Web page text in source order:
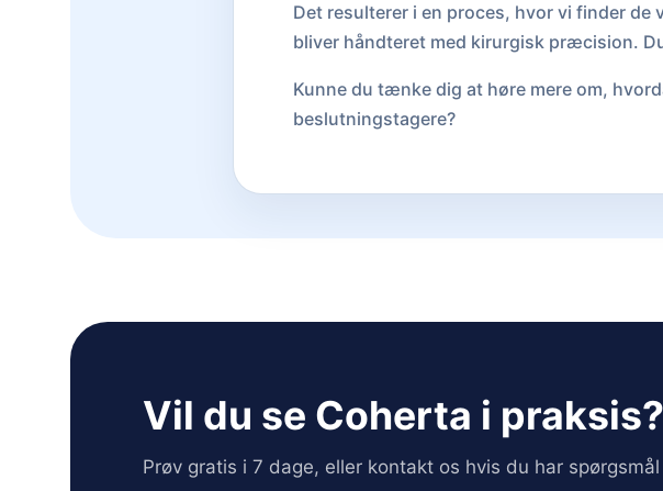
Det resulterer i en proces, hvor vi finder de
bliver håndteret med kirurgisk præcision.
Kunne du tænke dig at høre mere om,
beslutningstagere?
Vil du se Coherta i praksis?
Prøv gratis i 7 dage, eller kontakt os hvis du har